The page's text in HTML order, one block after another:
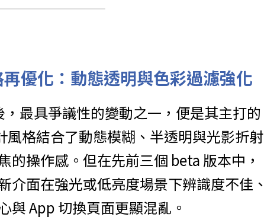
優化：動態透明與色彩過濾強化
，最具爭議性的變動之一，便是其主打的
風格結合了動態模糊、半透明與光影折射
的操作感。但在先前三個 beta 版本中，
介面在強光或低亮度場景下辨識度不佳、
與 App 切換頁面更顯混亂。